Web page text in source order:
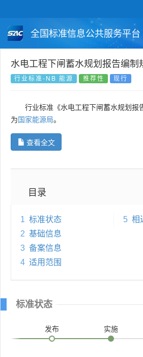
全国标准信息公共服务平台
国家标准 行业标准
国外标准 技术委员会
水电工程下闸蓄水规划报告编制
行业标准-NB 能源 推荐性 现行
行业标准《水电工程下闸蓄水规划报
为国家能源局。
查看全文
目录
1 标准状态
2 基础信息
3 备案信息
4 适用范围
5 相
标准状态
发布 实施